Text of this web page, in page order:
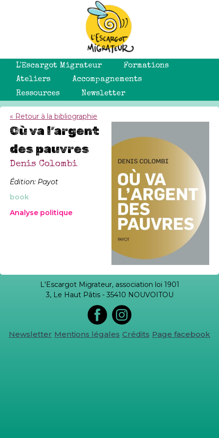
L'Escargot Migrateur
Formations
Ateliers
Accompagnements
Ressources
Newsletter
« Retour à la bibliographie
Où va l’argent
des pauvres
Denis Colombi
Édition: Payot
book
Analyse politique
L'Escargot Migrateur, association loi 1901
3, Le Haut Pâtis - 35410 NOUVOITOU
Newsletter Mentions légales Crédits Page facebook